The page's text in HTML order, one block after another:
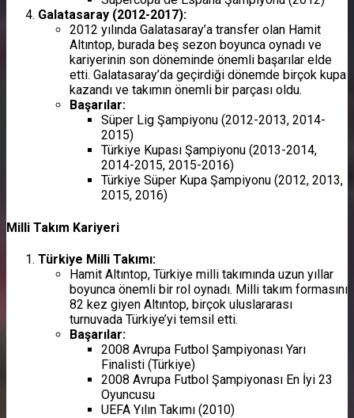
Galatasaray (2012-2017):
2012 yılında Galatasaray’a transfer olan Hamit
Altıntop, burada beş sezon boyunca oynadı ve
kariyerinin son döneminde önemli başarılar elde
etti. Galatasaray’da geçirdiği dönemde birçok kupa
kazandı ve takımın önemli bir parçası oldu.
Başarılar:
Süper Lig Şampiyonu (2012-2013, 2014-
2015)
Türkiye Kupası Şampiyonu (2013-2014,
2014-2015, 2015-2016)
Türkiye Süper Kupa Şampiyonu (2012, 2013,
2015, 2016)
Milli Takım Kariyeri
Türkiye Milli Takımı:
Hamit Altıntop, Türkiye milli takımında uzun yıllar
boyunca önemli bir rol oynadı. Milli takım formasını
82 kez giyen Altıntop, birçok uluslararası
turnuvada Türkiye’yi temsil etti.
Başarılar:
2008 Avrupa Futbol Şampiyonası Yarı
Finalisti (Türkiye)
2008 Avrupa Futbol Şampiyonası En İyi 23
Oyuncusu
UEFA Yılın Takımı (2010)